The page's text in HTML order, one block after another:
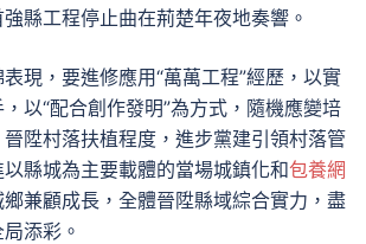
縣工程停止曲在荊楚年夜地奏響。
現，要進修應用“萬萬工程”經歷，以實
以“配合創作發明”為方式，隨機應變培
陞村落扶植程度，進步黨建引領村落管
縣城為主要載體的當場城鎮化和包養網
兼顧成長，全體晉陞縣域綜合實力，盡
添彩。